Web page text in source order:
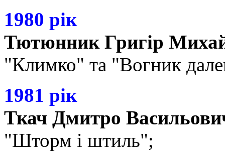
1980 рік
Тютюнник Григір
"Климко" та "Вогник
1981 рік
Ткач Дмитро
"Шторм і штиль";